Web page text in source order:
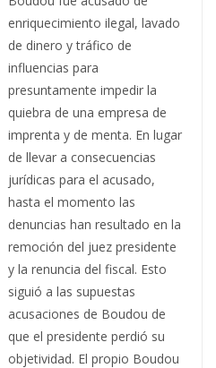
enriquecimiento ilegal, lavado
de dinero y tráfico de
influencias para
presuntamente impedir la
quiebra de una empresa de
imprenta y de menta. En lugar
de llevar a consecuencias
jurídicas para el acusado,
hasta el momento las
denuncias han resultado en la
remoción del juez presidente
y la renuncia del fiscal. Esto
siguió a las supuestas
acusaciones de Boudou de
que el presidente perdió su
objetividad. El propio Boudou